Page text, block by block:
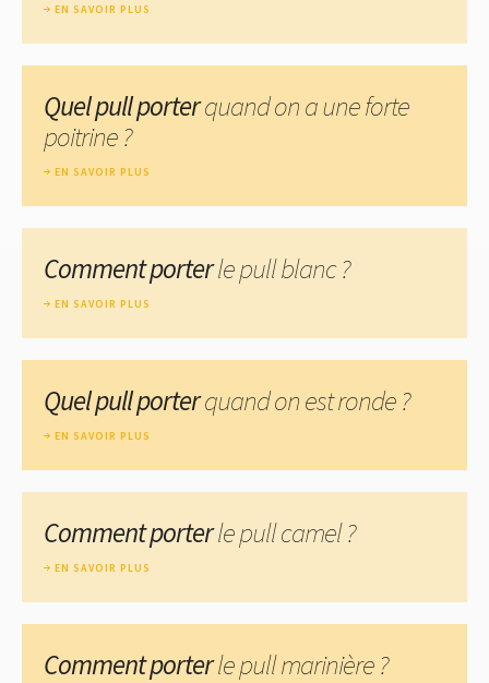
EN SAVOIR PLUS
Quel pull porterquand on a une forte
poitrine ?
EN SAVOIR PLUS
Comment porterle pull blanc ?
EN SAVOIR PLUS
Quel pull porterquand on est ronde ?
EN SAVOIR PLUS
Comment porterle pull camel ?
EN SAVOIR PLUS
Comment porterle pull marinière ?